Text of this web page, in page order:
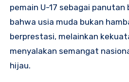
pemain U-17 sebagai panutan
bahwa usia muda bukan
berprestasi, melainkan
menyalakan semangat
hijau.